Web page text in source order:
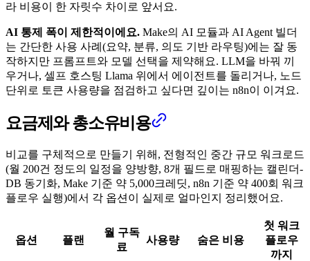
라 비용이 한 자릿수 차이로 앞서요.
AI 통제 폭이 제한적이에요. Make의 AI 모듈과 AI Agent 빌더
는 간단한 사용 사례(요약, 분류, 의도 기반 라우팅)에는 잘 동
작하지만 프롬프트와 모델 선택을 제약해요. LLM을 바꿔 끼
우거나, 셀프 호스팅 Llama 위에서 에이전트를 돌리거나, 노드
단위로 토큰 사용량을 점검하고 싶다면 깊이는 n8n이 이겨요.
요금제와 총소유비용
비교를 구체적으로 만들기 위해, 전형적인 중간 규모 워크로드
(월 200건 정도의 일정을 양방향, 8개 필드로 매핑하는 캘린더-
DB 동기화, Make 기준 약 5,000크레딧, n8n 기준 약 400회 워크
플로우 실행)에서 각 옵션이 실제로 얼마인지 정리했어요.
옵션 플랜
월 구독
료
사용량 숨은 비용
첫 워크
플로우
까지